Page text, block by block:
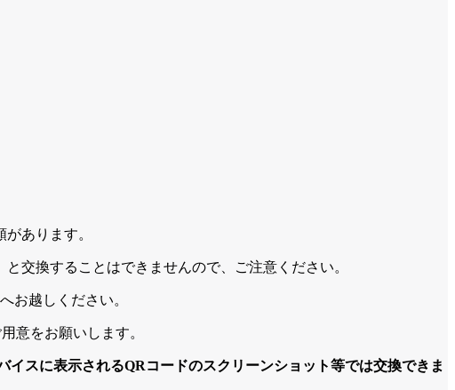
あります。
交換することはできませんので、ご注意ください。
お越しください。
意をお願いします。
スに表示されるQRコードのスクリーンショット等では交換できま